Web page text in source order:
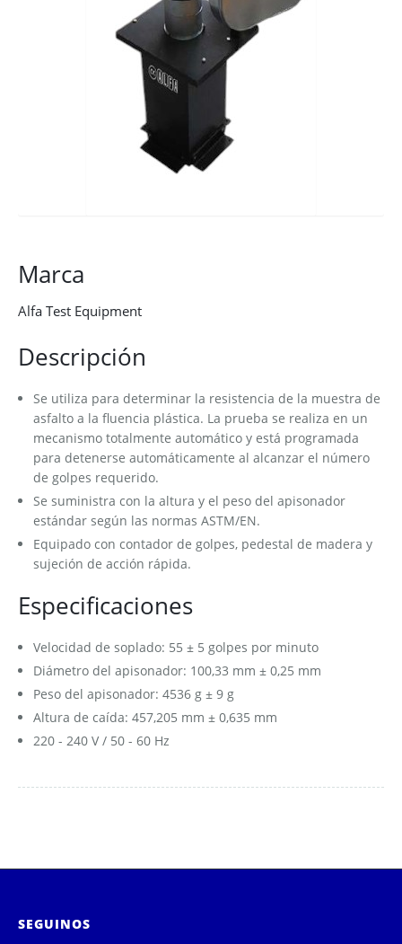
Marca
Alfa Test Equipment
Descripción
Se utiliza para determinar la resistencia de la muestra de
asfalto a la fluencia plástica. La prueba se realiza en un
mecanismo totalmente automático y está programada
para detenerse automáticamente al alcanzar el número
de golpes requerido.
Se suministra con la altura y el peso del apisonador
estándar según las normas ASTM/EN.
Equipado con contador de golpes, pedestal de madera y
sujeción de acción rápida.
Especificaciones
Velocidad de soplado: 55 ± 5 golpes por minuto
Diámetro del apisonador: 100,33 mm ± 0,25 mm
Peso del apisonador: 4536 g ± 9 g
Altura de caída: 457,205 mm ± 0,635 mm
220 - 240 V / 50 - 60 Hz
SEGUINOS